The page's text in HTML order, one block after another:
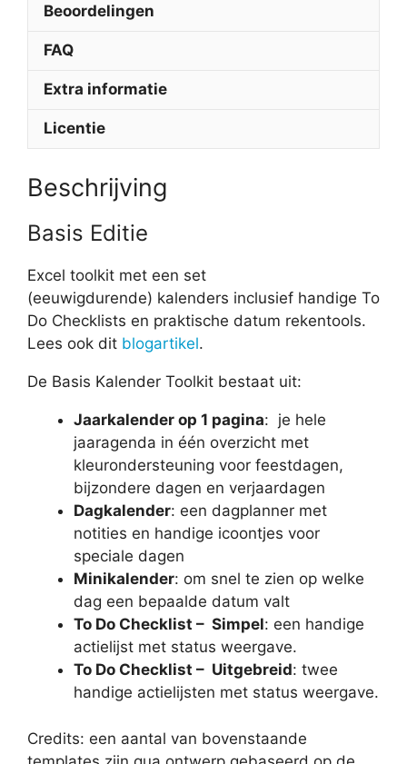
Beoordelingen
FAQ
Extra informatie
Licentie
Beschrijving
Basis Editie
Excel toolkit met een set
(eeuwigdurende) kalenders inclusief handige To
Do Checklists en praktische datum rekentools.
Lees ook dit blogartikel.
De Basis Kalender Toolkit bestaat uit:
Jaarkalender op 1 pagina: je hele
jaaragenda in één overzicht met
kleurondersteuning voor feestdagen,
bijzondere dagen en verjaardagen
Dagkalender: een dagplanner met
notities en handige icoontjes voor
speciale dagen
Minikalender: om snel te zien op welke
dag een bepaalde datum valt
To Do Checklist – Simpel: een handige
actielijst met status weergave.
To Do Checklist – Uitgebreid: twee
handige actielijsten met status weergave.
Credits: een aantal van bovenstaande